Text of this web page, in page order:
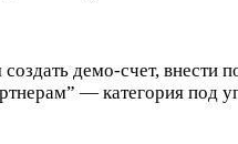
демо-счет, внести
— категория под